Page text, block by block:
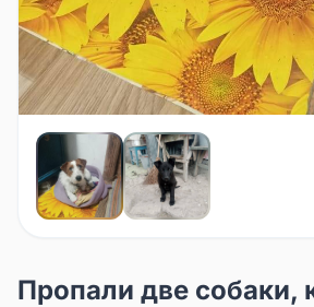
Пропали две собаки,